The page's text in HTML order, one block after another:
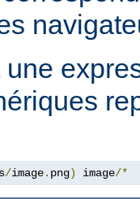
une
/image. png) image/*